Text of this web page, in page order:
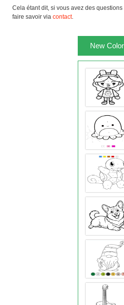
Cela étant dit, si vous avez des
faire savoir via contact.
New